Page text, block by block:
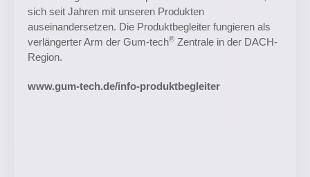
sich seit Jahren mit unseren Produkten
auseinandersetzen. Die Produktbegleiter fungieren als
verlängerter Arm der Gum-tech® Zentrale in der DACH-
Region.
www.gum-tech.de/info-produktbegleiter